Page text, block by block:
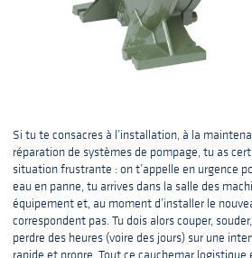
Si tu te consacres à l’installation, à la
réparation de systèmes de pompage, tu as
situation frustrante : on t’appelle en urgence
eau en panne, tu arrives dans la salle des
équipement et, au moment d’installer le
correspondent pas. Tu dois alors couper,
perdre des heures (voire des jours) sur une
rapide et propre. Tout ce cauchemar